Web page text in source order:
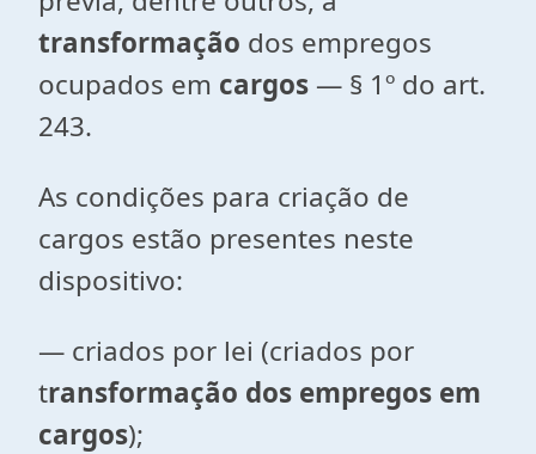
transformação dos empregos
ocupados em cargos — § 1º do art.
243.
As condições para criação de
cargos estão presentes neste
dispositivo:
— criados por lei (criados por
transformação dos empregos em
cargos);